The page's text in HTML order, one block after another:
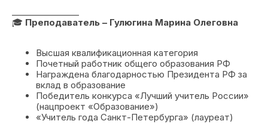
🎓 Преподаватель – Гулюгина Марина Олеговна
Высшая квалификационная категория
Почетный работник общего образования РФ
Награждена благодарностью Президента РФ за
вклад в образование
Победитель конкурса «Лучший учитель России»
(нацпроект «Образование»)
«Учитель года Санкт-Петербурга» (лауреат)